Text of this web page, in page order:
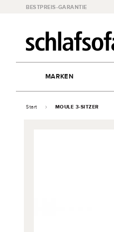
BESTPREIS-GARANTIE
MARKEN
Start MOULE 3-SITZER